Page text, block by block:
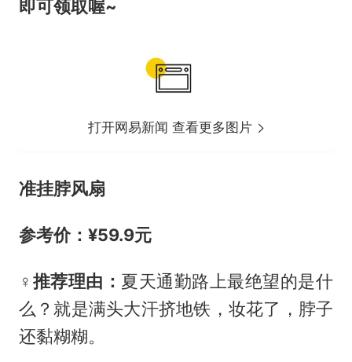
即可领取喔~
打开网易新闻 查看更多图片
准挂脖风扇
参考价：¥59.9元
‍♀️推荐理由： 夏天通勤路上最绝望的是什
么？就是满头大汗挤地铁，妆花了，脖子
还黏糊糊。